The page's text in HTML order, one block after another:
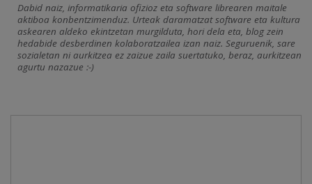
Dabid naiz, informatikaria ofizioz eta software librearen maitale
aktiboa konbentzimenduz. Urteak daramatzat software eta kultura
askearen aldeko ekintzetan murgilduta, hori dela eta, blog zein
hedabide desberdinen kolaboratzailea izan naiz. Seguruenik, sare
sozialetan ni aurkitzea ez zaizue zaila suertatuko, beraz, aurkitzean
agurtu nazazue :-)